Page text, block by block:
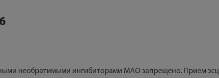
необратимыми ингибиторами МАО запрещено. Прием